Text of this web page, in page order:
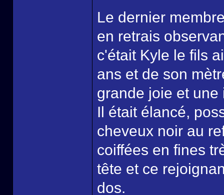
Le dernier
en retrais
c'était Kyle le fils
ans et de son
grande joie et
Il était élancé,
cheveux noir au
coiffées en fines
tête et ce
dos.